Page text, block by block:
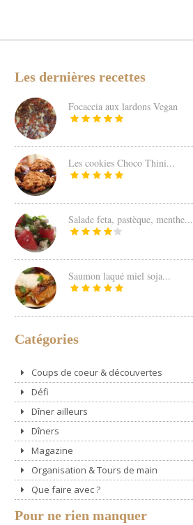
Les dernières recettes
Focaccia aux lardons Vegan
Les cookies Choco Thini...
Salade feta, pastèque, menthe...
Saumon laqué miel soja...
Catégories
Coups de coeur & découvertes
Défi
Dîner ailleurs
Dîners
Magazine
Organisation & Tours de main
Que faire avec ?
Pour ne rien manquer